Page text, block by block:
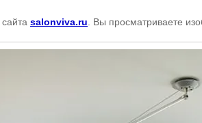
сайта salonviva.ru . Вы просматриваете